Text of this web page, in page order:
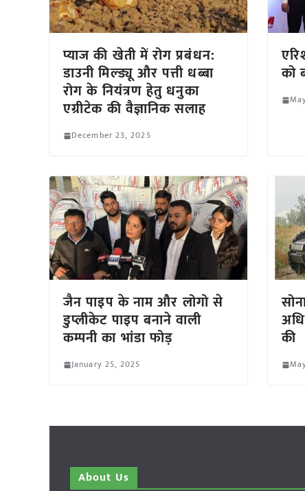
प्याज की खेती में रोग प्रबंधन:
डाउनी मिल्ड्यू और पत्ती धब्बा
रोग के नियंत्रण हेतु धनुका
एग्रीटेक की वैज्ञानिक सलाह
December 23, 2025
को
जैन पाइप के नाम और लोगो से
डुप्लीकेट पाइप बनाने वाली
कम्पनी का भांडा फोड़
January 25, 2025
की
About Us